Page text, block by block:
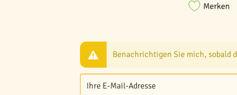
Benachrichtigen Sie mich, sobald
Merken